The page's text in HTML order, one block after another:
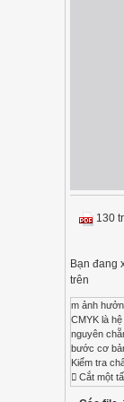
130
Bạn đang
trên
m ảnh hưởng đến mầu nguyên thủy của tấm ảnh, thế mới tài. 3. Chuyển đổi qua lại giữa các mode màu Vào menu Image > Mode > chọn mode mình muốn chuyển Tuy nhiên, do CMYK là hệ màu trừ và RGB là hệ màu cộng nên khi chuyển đổi qua lại sẽ không tránh khỏi tình trạng bị lệch màu. Sau khi chuyển đổi, các thông số của từng màu sẽ không phải số nguyên chẵn mà là các số thập phân lẻ, tùy theo mode màu mà kết quả các bạn nhận được sẽ sáng hơn hoặc tối hơn màu ban đầu. 4. Những bước cơ bản để xử lý ảnh, gồm 8 bước cơ bản:  Nhân đôi layer hình gốc (khi xử lý anh chúng ta luôn làm việc với một bản copy, vì nếu bạn quay lại tình trạng